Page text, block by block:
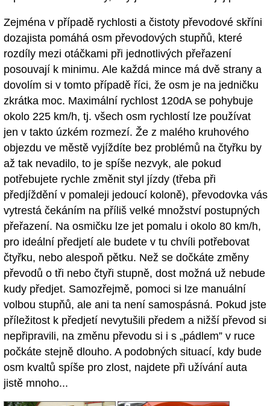
Zejména v případě rychlosti a čistoty převodové skříni
dozajista pomáhá osm převodových stupňů, které
rozdíly mezi otáčkami při jednotlivých přeřazení
posouvají k minimu. Ale každá mince má dvě strany a
dovolím si v tomto případě říci, že osm je na jedničku
zkrátka moc. Maximální rychlost 120dA se pohybuje
okolo 225 km/h, tj. všech osm rychlostí lze používat
jen v takto úzkém rozmezí. Že z malého kruhového
objezdu ve městě vyjíždíte bez problémů na čtyřku by
až tak nevadilo, to je spíše nezvyk, ale pokud
potřebujete rychle změnit styl jízdy (třeba při
předjíždění v pomaleji jedoucí koloně), převodovka vás
vytrestá čekáním na příliš velké množství postupných
přeřazení. Na osmičku lze jet pomalu i okolo 80 km/h,
pro ideální předjetí ale budete v tu chvíli potřebovat
čtyřku, nebo alespoň pětku. Než se dočkáte změny
převodů o tři nebo čtyři stupně, dost možná už nebude
kudy předjet. Samozřejmě, pomoci si lze manuální
volbou stupňů, ale ani ta není samospásná. Pokud jste
příležitost k předjetí nevytušili předem a nižší převod si
nepřipravili, na změnu převodu si i s „pádlem” v ruce
počkáte stejně dlouho. A podobných situací, kdy bude
osm kvaltů spíše pro zlost, najdete při užívání auta
jistě mnoho...